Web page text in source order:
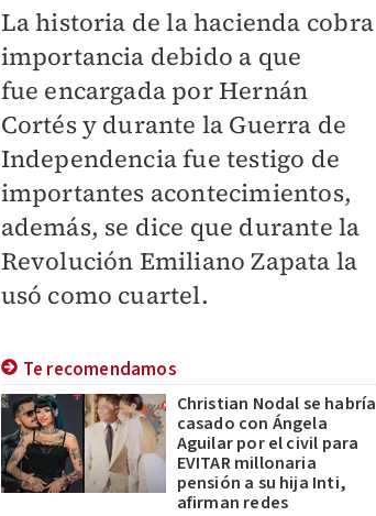
La historia de la hacienda cobra
importancia debido a que
fue encargada por Hernán
Cortés y durante la Guerra de
Independencia fue testigo de
importantes acontecimientos,
además, se dice que durante la
Revolución Emiliano Zapata la
usó como cuartel.
Te recomendamos
Christian Nodal se habría
casado con Ángela
Aguilar por el civil para
EVITAR millonaria
pensión a su hija Inti,
afirman redes